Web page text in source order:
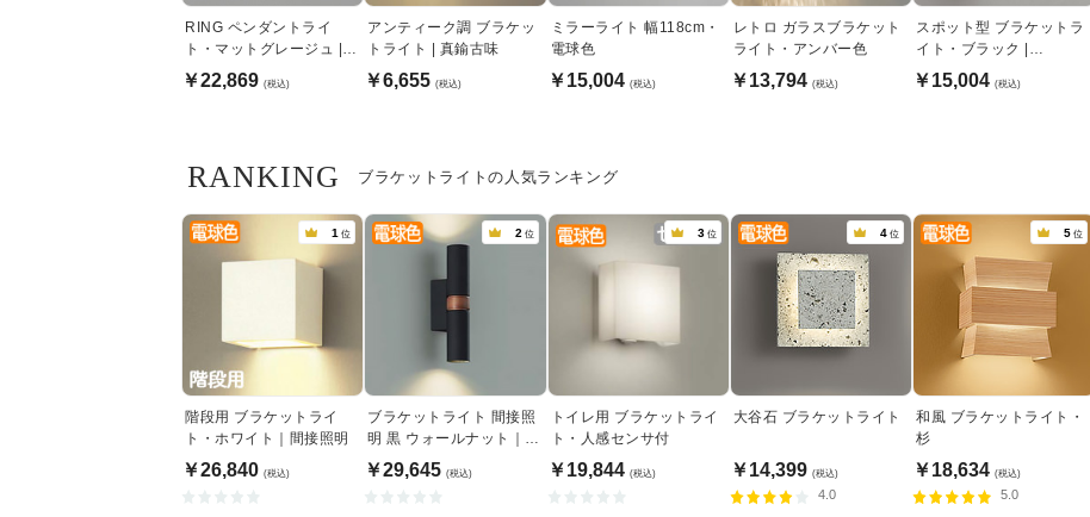
RING ペンダントライ
ト・マットグレージュ |
ダクトレール用
￥22,869 (税込)
アンティーク調 ブラケッ
トライト | 真鍮古味
￥6,655 (税込)
ミラーライト 幅118cm・
電球色
￥15,004 (税込)
レトロ ガラスブラケット
ライト・アンバー色
￥13,794 (税込)
スポット型 ブラケットラ
イト・ブラック |
JDR50W
￥15,004 (税込)
ブラケットライトの人気ランキング
RANKING
1 位
階段用 ブラケットライ
ト・ホワイト｜間接照明
￥26,840 (税込)
2 位
ブラケットライト 間接照
明 黒 ウォールナット｜上
下配光
￥29,645 (税込)
3 位
トイレ用 ブラケットライ
ト・人感センサ付
￥19,844 (税込)
4 位
大谷石 ブラケットライト
￥14,399 (税込)
4.0
5 位
和風 ブラケットライト・
杉
￥18,634 (税込)
5.0